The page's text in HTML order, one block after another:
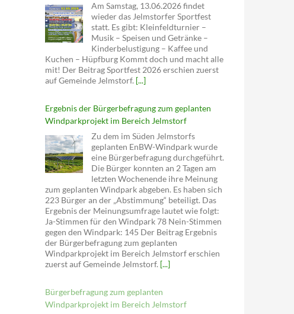
Am Samstag, 13.06.2026 findet
wieder das Jelmstorfer Sportfest
statt. Es gibt: Kleinfeldturnier –
Musik – Speisen und Getränke –
Kinderbelustigung – Kaffee und
Kuchen – Hüpfburg Kommt doch und macht alle
mit! Der Beitrag Sportfest 2026 erschien zuerst
auf Gemeinde Jelmstorf. [...]
Ergebnis der Bürgerbefragung zum geplanten
Windparkprojekt im Bereich Jelmstorf
Zu dem im Süden Jelmstorfs
geplanten EnBW-Windpark wurde
eine Bürgerbefragung durchgeführt.
Die Bürger konnten an 2 Tagen am
letzten Wochenende ihre Meinung
zum geplanten Windpark abgeben. Es haben sich
223 Bürger an der „Abstimmung“ beteiligt. Das
Ergebnis der Meinungsumfrage lautet wie folgt:
Ja-Stimmen für den Windpark 78 Nein-Stimmen
gegen den Windpark: 145 Der Beitrag Ergebnis
der Bürgerbefragung zum geplanten
Windparkprojekt im Bereich Jelmstorf erschien
zuerst auf Gemeinde Jelmstorf. [...]
Bürgerbefragung zum geplanten
Windparkprojekt im Bereich Jelmstorf